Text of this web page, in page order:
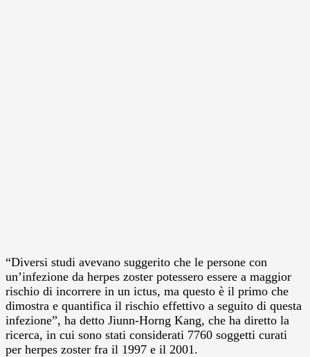
“Diversi studi avevano suggerito che le persone con
un’infezione da herpes zoster potessero essere a maggior
rischio di incorrere in un ictus, ma questo è il primo che
dimostra e quantifica il rischio effettivo a seguito di questa
infezione”, ha detto Jiunn-Horng Kang, che ha diretto la
ricerca, in cui sono stati considerati 7760 soggetti curati
per herpes zoster fra il 1997 e il 2001.